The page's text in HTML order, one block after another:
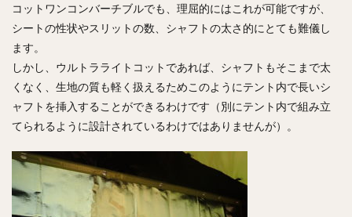
コットワンコンバーチブルでも、理屈的にはこれが可能ですが、
シートの性状やスリットの数、シャフトの太さ的にとても難儀し
ます。
しかし、ウルトラライトコットであれば、シャフトもそこまで太
くなく、生地の質も軽く扱えるためこのようにテント内で長いシ
ャフトを挿入することができるわけです（別にテント内で組み立
てられるように設計されているわけではありませんが）。